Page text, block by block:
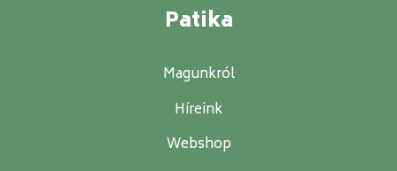
Patika
Magunkról
Híreink
Webshop